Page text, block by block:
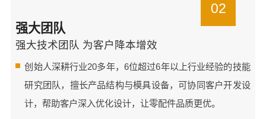
02
强大团队
强大技术团队 为客户降本增效
创始人深耕行业20多年，6位超过6年以上行业经验的技能
研究团队，擅长产品结构与模具设备，可协同客户开发设
计，帮助客户深入优化设计，让零配件品质更优。